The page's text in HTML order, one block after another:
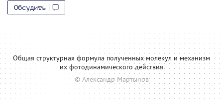
Обсудить
Общая структурная формула полученных молекул и механизм
их фотодинамического действия
© Александр Мартынов